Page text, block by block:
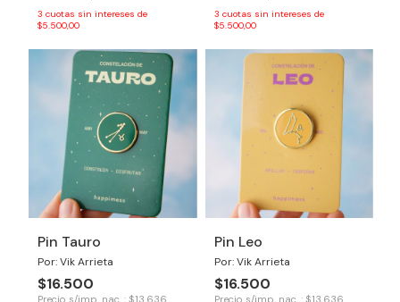
3 cuotas sin intereses de
$5.500,00
3 cuotas sin intereses de
$5.500,00
Pin Tauro
Por: Vik Arrieta
$16.500
Precio s/imp. nac. : $13.636
Pin Leo
Por: Vik Arrieta
$16.500
Precio s/imp. nac. : $13.636